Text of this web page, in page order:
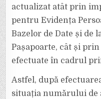
actualizat atât prin
pentru Evidența
Bazelor de Date și de
Pașapoarte, cât și
efectuate în cadrul
Astfel, după
situația numărului de